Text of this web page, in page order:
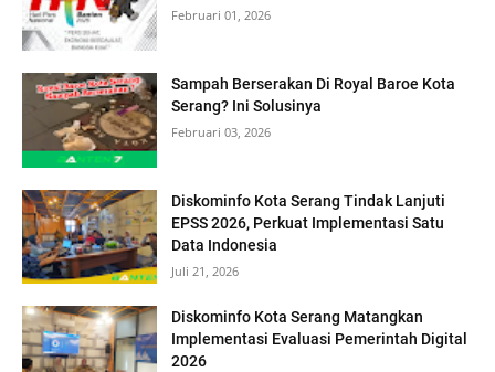
Februari 01, 2026
Sampah Berserakan Di Royal Baroe Kota
Serang? Ini Solusinya
Februari 03, 2026
Diskominfo Kota Serang Tindak Lanjuti
EPSS 2026, Perkuat Implementasi Satu
Data Indonesia
Juli 21, 2026
Diskominfo Kota Serang Matangkan
Implementasi Evaluasi Pemerintah Digital
2026